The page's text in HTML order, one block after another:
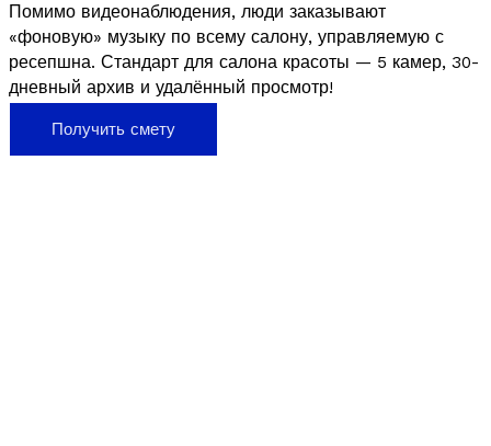
Помимо видеонаблюдения, люди заказывают
«фоновую» музыку по всему салону, управляемую с
ресепшна. Стандарт для салона красоты — 5 камер, 30-
дневный архив и удалённый просмотр!
Получить смету